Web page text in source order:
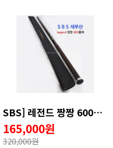
SBS] 레전드 짱짱 600뜰채 / 짱짱뜰채
165,000원
320,000원